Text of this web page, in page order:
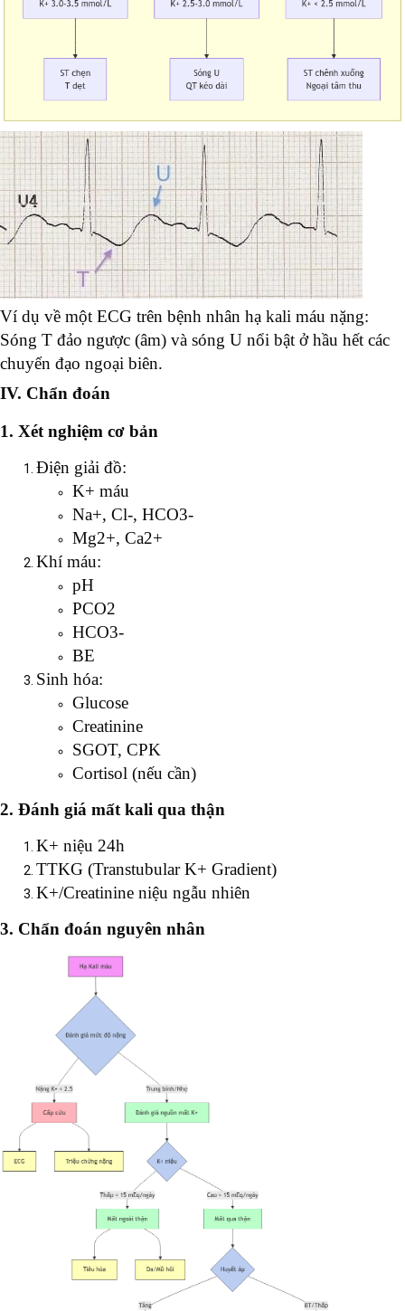
Ví dụ về một ECG trên bệnh nhân hạ kali máu nặng:
Sóng T đảo ngược (âm) và sóng U nổi bật ở hầu hết các
chuyển đạo ngoại biên.
IV. Chẩn đoán
1. Xét nghiệm cơ bản
Điện giải đồ:
K+ máu
Na+, Cl-, HCO3-
Mg2+, Ca2+
Khí máu:
pH
PCO2
HCO3-
BE
Sinh hóa:
Glucose
Creatinine
SGOT, CPK
Cortisol (nếu cần)
2. Đánh giá mất kali qua thận
K+ niệu 24h
TTKG (Transtubular K+ Gradient)
K+/Creatinine niệu ngẫu nhiên
3. Chẩn đoán nguyên nhân